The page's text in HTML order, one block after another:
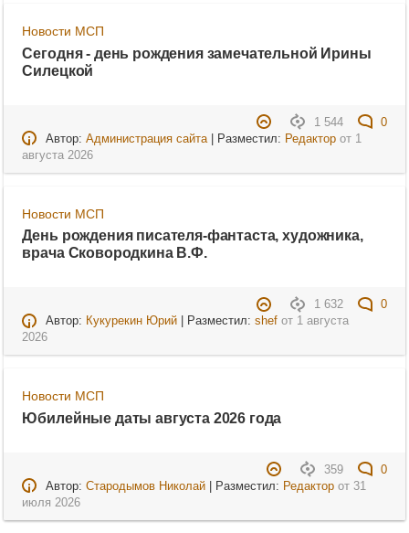
Новости МСП
Сегодня - день рождения замечательной Ирины
Силецкой
1 544
0
Автор: Администрация сайта| Разместил: Редакторот 1
августа 2026
Новости МСП
День рождения писателя-фантаста, художника,
врача Сковородкина В.Ф.
1 632
0
Автор: Кукурекин Юрий| Разместил: shefот 1 августа
2026
Новости МСП
Юбилейные даты августа 2026 года
359
0
Автор: Стародымов Николай| Разместил: Редакторот 31
июля 2026